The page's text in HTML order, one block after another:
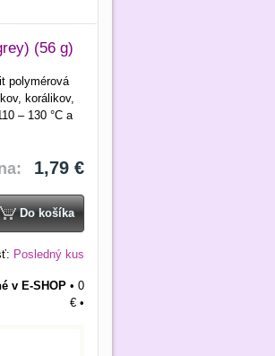
(56 g)
polymérová
korálikov,
– 130 °C a
1,79 €
Do košíka
Posledný kus
v E-SHOP • 0
€ •